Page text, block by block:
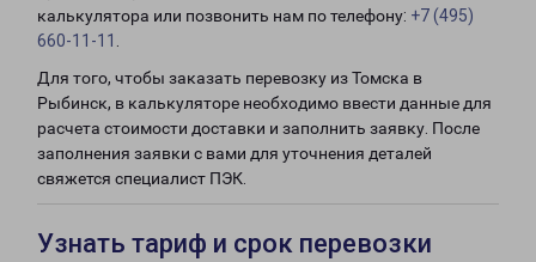
калькулятора или позвонить нам по телефону: +7 (495)
660-11-11
Для того, чтобы заказать перевозку из Томска в
Рыбинск, в калькуляторе необходимо ввести данные для
расчета стоимости доставки и заполнить заявку. После
заполнения заявки с вами для уточнения деталей
свяжется специалист ПЭК.
Узнать тариф и срок перевозки